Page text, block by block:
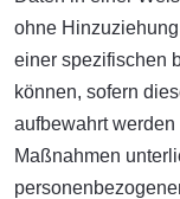
ohne
einer spezifischen
können, sofern
aufbewahrt
Maßnahmen